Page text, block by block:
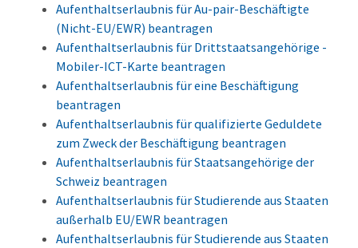
Aufenthaltserlaubnis für Au-pair-Beschäftigte
(Nicht-EU/EWR) beantragen
Aufenthaltserlaubnis für Drittstaatsangehörige -
Mobiler-ICT-Karte beantragen
Aufenthaltserlaubnis für eine Beschäftigung
beantragen
Aufenthaltserlaubnis für qualifizierte Geduldete
zum Zweck der Beschäftigung beantragen
Aufenthaltserlaubnis für Staatsangehörige der
Schweiz beantragen
Aufenthaltserlaubnis für Studierende aus Staaten
außerhalb EU/EWR beantragen
Aufenthaltserlaubnis für Studierende aus Staaten